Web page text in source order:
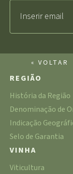
« VOLTAR
REGIÃO
História da Região
Denominação de
Indicação
Selo de Garantia
VINHA
Viticultura